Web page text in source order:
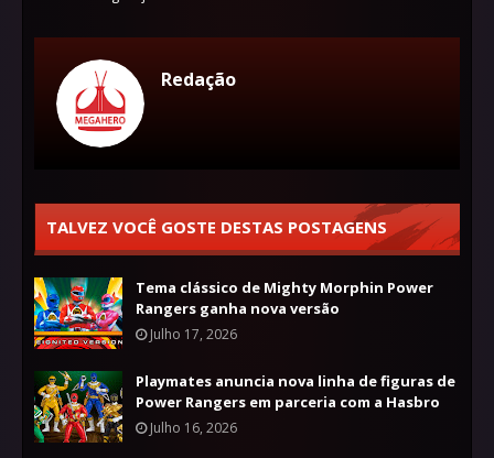
Redação
TALVEZ VOCÊ GOSTE DESTAS POSTAGENS
Tema clássico de Mighty Morphin Power
Rangers ganha nova versão
Julho 17, 2026
Playmates anuncia nova linha de figuras de
Power Rangers em parceria com a Hasbro
Julho 16, 2026